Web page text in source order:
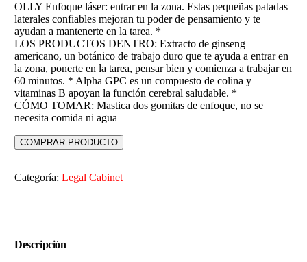
OLLY Enfoque láser: entrar en la zona. Estas pequeñas patadas
laterales confiables mejoran tu poder de pensamiento y te
ayudan a mantenerte en la tarea. *
LOS PRODUCTOS DENTRO: Extracto de ginseng
americano, un botánico de trabajo duro que te ayuda a entrar en
la zona, ponerte en la tarea, pensar bien y comienza a trabajar en
60 minutos. * Alpha GPC es un compuesto de colina y
vitaminas B apoyan la función cerebral saludable. *
CÓMO TOMAR: Mastica dos gomitas de enfoque, no se
necesita comida ni agua
COMPRAR PRODUCTO
Categoría:Legal Cabinet
Descripción